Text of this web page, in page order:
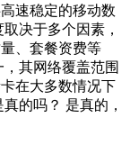
速稳定的移动数
决于多个因素，
、套餐资费等
其网络覆盖范围
在大多数情况下
的吗？ 是真的，